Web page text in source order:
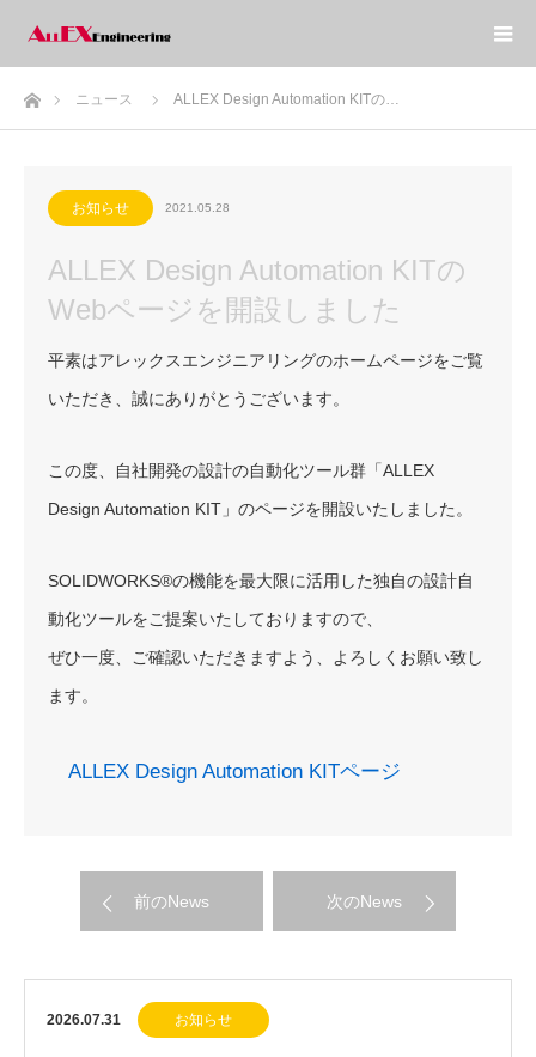
ホームニュース ALLEX Design Automation KITの…
お知らせ 2021.05.28
ALLEX Design Automation KITの
Webページを開設しました
平素はアレックスエンジニアリングのホームページをご覧
いただき、誠にありがとうございます。
この度、自社開発の設計の自動化ツール群「ALLEX
Design Automation KIT」のページを開設いたしました。
SOLIDWORKS®の機能を最大限に活用した独自の設計自
動化ツールをご提案いたしておりますので、
ぜひ一度、ご確認いただきますよう、よろしくお願い致し
ます。
ALLEX Design Automation KITページ
前のNews 次のNews
2026.07.31 お知らせ